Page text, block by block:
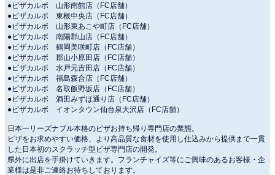
●ピザカルボ 山形南館店（FC店舗）
●ピザカルボ 東根中央店（FC店舗）
●ピザカルボ 山形東あこや町店（FC店舗）
●ピザカルボ 南陽郡山店（FC店舗）
●ピザカルボ 鶴岡美咲町店（FC店舗）
●ピザカルボ 郡山小原田店（FC店舗）
●ピザカルボ 水戸元吉田店（FC店舗）
●ピザカルボ 福島森合店（FC店舗）
●ピザカルボ 名取飯野坂店（FC店舗）
●ピザカルボ 酒田みずほ通り店（FC店舗）
●ピザカルボ イオンタウン仙台泉大沢店（FC店舗）
日本一リーズナブル本格のピザお持ち帰り専門店の業態。
ピザをお求めやすい価格、より高品質な食材を使用し仕込みから提供まで一貫
した日本初のスクラッチ型ピザ専門店の開発。
県外に出店を手掛けていきます。フランチャイズ等にご興味のあるお客様・企
業様は是非ご連絡お待ちしております。